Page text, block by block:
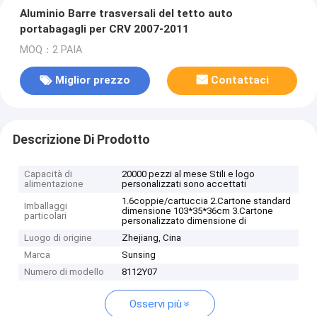
Aluminio Barre trasversali del tetto auto
portabagagli per CRV 2007-2011
MOQ：2 PAIA
Miglior prezzo Contattaci
Descrizione Di Prodotto
Capacità di
alimentazione
20000 pezzi al mese Stili e logo
personalizzati sono accettati
Imballaggi
particolari
1.6coppie/cartuccia 2.Cartone standard
dimensione 103*35*36cm 3.Cartone
personalizzato dimensione di
Luogo di origine
Zhejiang, Cina
Marca
Sunsing
Numero di modello
8112Y07
Osservi più